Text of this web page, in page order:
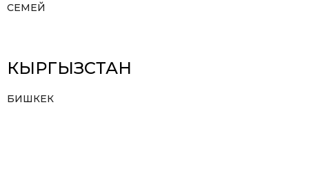
СЕМЕЙ
КЫРГЫЗСТАН
БИШКЕК